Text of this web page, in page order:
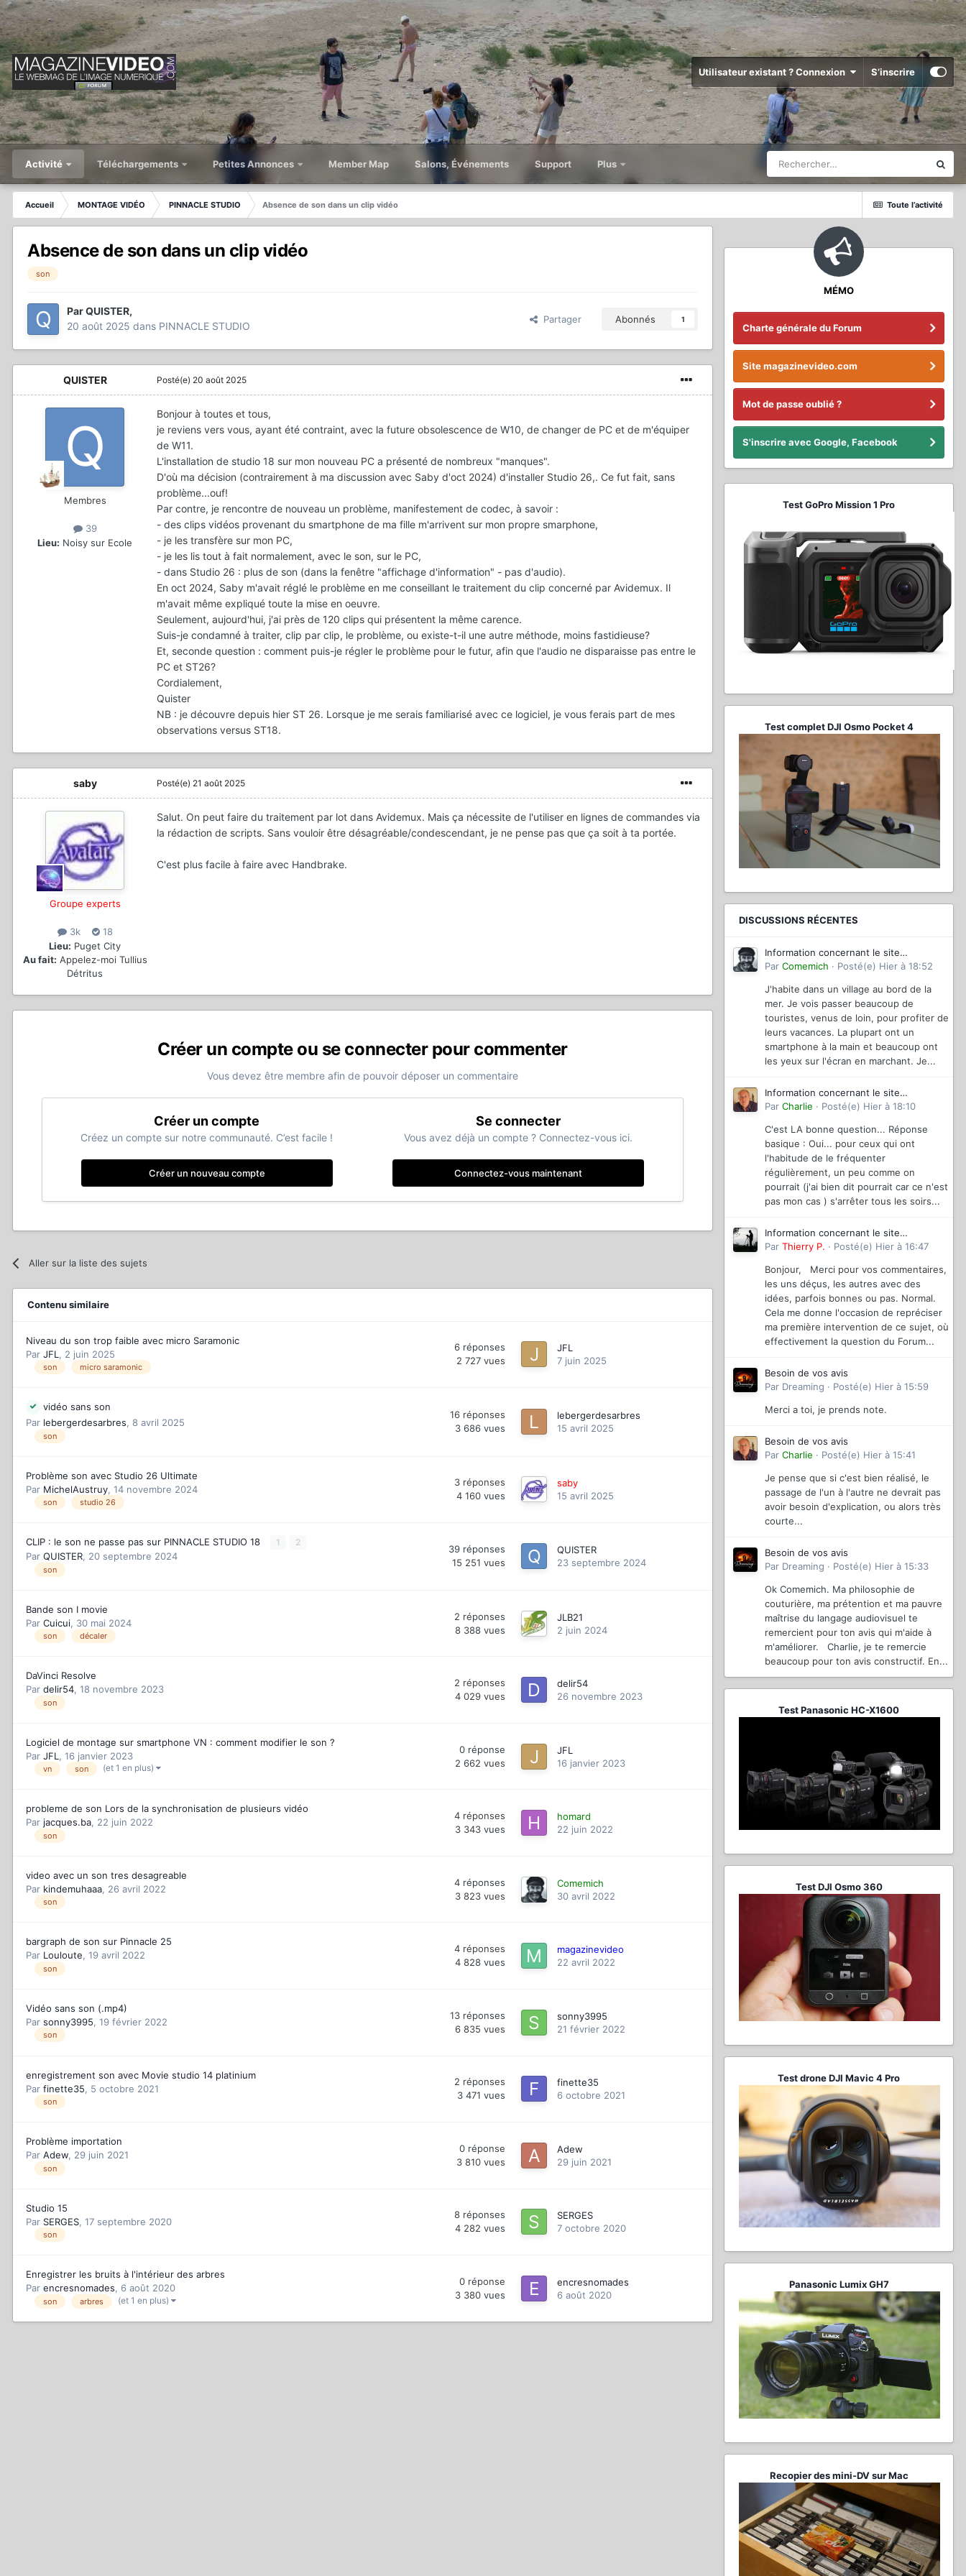
Utilisateur existant ? Connexion S’inscrire
Activité Téléchargements Petites Annonces Member Map Salons, Événements Support Plus
Toute l’activité
Accueil MONTAGE VIDÉO PINNACLE STUDIO Absence de son dans un clip vidéo
Absence de son dans un clip vidéo
son
ParQUISTER,
20 août 2025 dans PINNACLE STUDIO
Partager Abonnés 1
QUISTER
Membres
39
Lieu: Noisy sur Ecole
Posté(e) 20 août 2025
Bonjour à toutes et tous,
je reviens vers vous, ayant été contraint, avec la future obsolescence de W10, de changer de PC et de m'équiper
de W11.
L'installation de studio 18 sur mon nouveau PC a présenté de nombreux "manques".
D'où ma décision (contrairement à ma discussion avec Saby d'oct 2024) d'installer Studio 26,. Ce fut fait, sans
problème...ouf!
Par contre, je rencontre de nouveau un problème, manifestement de codec, à savoir :
- des clips vidéos provenant du smartphone de ma fille m'arrivent sur mon propre smarphone,
- je les transfère sur mon PC,
- je les lis tout à fait normalement, avec le son, sur le PC,
- dans Studio 26 : plus de son (dans la fenêtre "affichage d'information" - pas d'audio).
En oct 2024, Saby m'avait réglé le problème en me conseillant le traitement du clip concerné par Avidemux. Il
m'avait même expliqué toute la mise en oeuvre.
Seulement, aujourd'hui, j'ai près de 120 clips qui présentent la même carence.
Suis-je condamné à traiter, clip par clip, le problème, ou existe-t-il une autre méthode, moins fastidieuse?
Et, seconde question : comment puis-je régler le problème pour le futur, afin que l'audio ne disparaisse pas entre le
PC et ST26?
Cordialement,
Quister
NB : je découvre depuis hier ST 26. Lorsque je me serais familiarisé avec ce logiciel, je vous ferais part de mes
observations versus ST18.
saby
Groupe experts
3k
18
Lieu: Puget City
Au fait: Appelez-moi Tullius
Détritus
Posté(e) 21 août 2025
Salut. On peut faire du traitement par lot dans Avidemux. Mais ça nécessite de l'utiliser en lignes de commandes via
la rédaction de scripts. Sans vouloir être désagréable/condescendant, je ne pense pas que ça soit à ta portée.
C'est plus facile à faire avec Handbrake.
Créer un compte ou se connecter pour commenter
Vous devez être membre afin de pouvoir déposer un commentaire
Créer un compte
Créez un compte sur notre communauté. C’est facile !
Créer un nouveau compte
Se connecter
Vous avez déjà un compte ? Connectez-vous ici.
Connectez-vous maintenant
Aller sur la liste des sujets
Contenu similaire
Niveau du son trop faible avec micro Saramonic
Par JFL , 2 juin 2025
son micro saramonic
6 réponses
2 727 vues
JFL
7 juin 2025
vidéo sans son
Par lebergerdesarbres, 8 avril 2025
son
16 réponses
3 686 vues
lebergerdesarbres
15 avril 2025
Problème son avec Studio 26 Ultimate
Par MichelAustruy, 14 novembre 2024
son studio 26
3 réponses
4 160 vues
saby
15 avril 2025
CLIP : le son ne passe pas sur PINNACLE STUDIO 18 1 2
Par QUISTER, 20 septembre 2024
son
39 réponses
15 251 vues
QUISTER
23 septembre 2024
Bande son I movie
Par Cuicui, 30 mai 2024
son décaler
2 réponses
8 388 vues
JLB21
2 juin 2024
DaVinci Resolve
Par delir54, 18 novembre 2023
son
2 réponses
4 029 vues
delir54
26 novembre 2023
Logiciel de montage sur smartphone VN : comment modifier le son ?
Par JFL , 16 janvier 2023
vn son (et 1 en plus)
0 réponse
2 662 vues
JFL
16 janvier 2023
probleme de son Lors de la synchronisation de plusieurs vidéo
Par jacques.ba, 22 juin 2022
son
4 réponses
3 343 vues
homard
22 juin 2022
video avec un son tres desagreable
Par kindemuhaaa, 26 avril 2022
son
4 réponses
3 823 vues
Comemich
30 avril 2022
bargraph de son sur Pinnacle 25
Par Louloute, 19 avril 2022
son
4 réponses
4 828 vues
magazinevideo
22 avril 2022
Vidéo sans son (.mp4)
Par sonny3995, 19 février 2022
son
13 réponses
6 835 vues
sonny3995
21 février 2022
enregistrement son avec Movie studio 14 platinium
Par finette35, 5 octobre 2021
son
2 réponses
3 471 vues
finette35
6 octobre 2021
Problème importation
Par Adew, 29 juin 2021
son
0 réponse
3 810 vues
Adew
29 juin 2021
Studio 15
Par SERGES, 17 septembre 2020
son
8 réponses
4 282 vues
SERGES
7 octobre 2020
Enregistrer les bruits à l'intérieur des arbres
Par encresnomades, 6 août 2020
son arbres (et 1 en plus)
0 réponse
3 380 vues
encresnomades
6 août 2020
MÉMO
Charte générale du Forum
Site magazinevideo.com
Mot de passe oublié ?
S'inscrire avec Google, Facebook
Test GoPro Mission 1 Pro
Test complet DJI Osmo Pocket 4
DISCUSSIONS RÉCENTES
Information concernant le site
magazinevideo
Par Comemich · Posté(e) Hier à 18:52
J'habite dans un village au bord de la
mer. Je vois passer beaucoup de
touristes, venus de loin, pour profiter de
leurs vacances. La plupart ont un
smartphone à la main et beaucoup ont
les yeux sur l'écran en marchant. Je...
Information concernant le site
magazinevideo
Par Charlie · Posté(e) Hier à 18:10
C'est LA bonne question... Réponse
basique : Oui... pour ceux qui ont
l'habitude de le fréquenter
régulièrement, un peu comme on
pourrait (j'ai bien dit pourrait car ce n'est
pas mon cas ) s'arrêter tous les soirs...
Information concernant le site
magazinevideo
Par Thierry P. · Posté(e) Hier à 16:47
Bonjour, Merci pour vos commentaires,
les uns déçus, les autres avec des
idées, parfois bonnes ou pas. Normal.
Cela me donne l'occasion de repréciser
ma première intervention de ce sujet, où
effectivement la question du Forum...
Besoin de vos avis
Par Dreaming · Posté(e) Hier à 15:59
Merci a toi, je prends note.
Besoin de vos avis
Par Charlie · Posté(e) Hier à 15:41
Je pense que si c'est bien réalisé, le
passage de l'un à l'autre ne devrait pas
avoir besoin d'explication, ou alors très
courte...
Besoin de vos avis
Par Dreaming · Posté(e) Hier à 15:33
Ok Comemich. Ma philosophie de
couturière, ma prétention et ma pauvre
maîtrise du langage audiovisuel te
remercient pour ton avis qui m'aide à
m'améliorer. Charlie, je te remercie
beaucoup pour ton avis constructif. En...
Test Panasonic HC-X1600
Test DJI Osmo 360
Test drone DJI Mavic 4 Pro
Panasonic Lumix GH7
Recopier des mini-DV sur Mac